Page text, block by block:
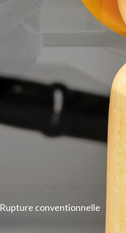
Rupture conventionnelle